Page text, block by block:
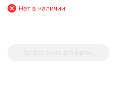
аксессуаров и полотенца 60
см 11004B
Нет в наличии